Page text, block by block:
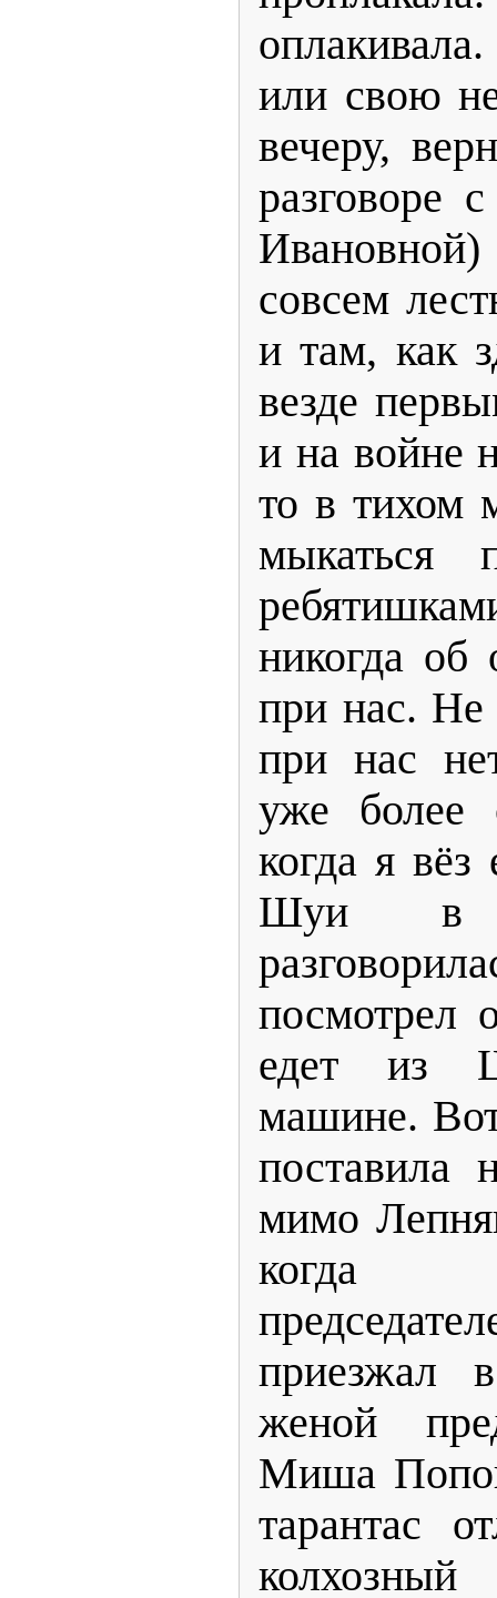
или свою
вечеру,
разговоре
Ивановной)
совсем
и там, как
везде
и на войне
то в тихом
мыкаться
никогда об
при нас.
при нас
уже более
когда я
Шуи в
посмотрел
едет из
машине.
поставила
мимо
когда
приезжал
женой
Миша
тарантас